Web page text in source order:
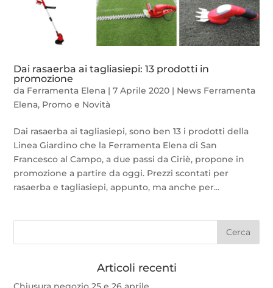
Dai rasaerba ai tagliasiepi: 13 prodotti in
promozione
da Ferramenta Elena |7 Aprile 2020 | News Ferramenta
Elena, Promo e Novità
Dai rasaerba ai tagliasiepi, sono ben 13 i prodotti della
Linea Giardino che la Ferramenta Elena di San
Francesco al Campo, a due passi da Ciriè, propone in
promozione a partire da oggi. Prezzi scontati per
rasaerba e tagliasiepi, appunto, ma anche per...
Articoli recenti